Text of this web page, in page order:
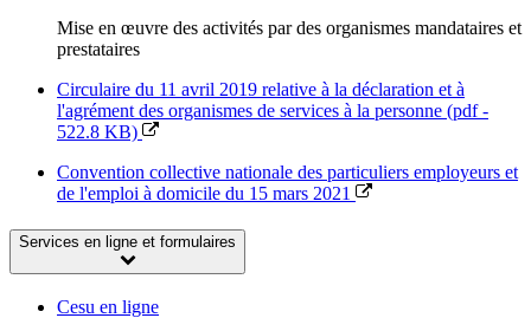
Mise en œuvre des activités par des organismes mandataires et
prestataires
Circulaire du 11 avril 2019 relative à la déclaration et à
l'agrément des organismes de services à la personne (pdf -
522.8 KB)
Convention collective nationale des particuliers employeurs et
de l'emploi à domicile du 15 mars 2021
Services en ligne et formulaires
Cesu en ligne